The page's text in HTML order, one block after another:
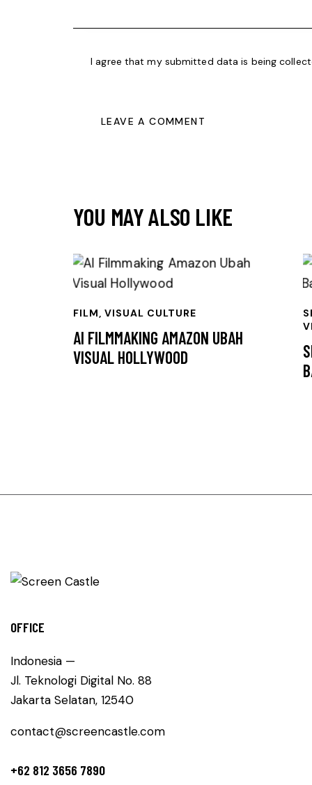
I agree that my submitted data is being
YOU MAY ALSO LIKE
FILM, VISUAL CULTURE
AI FILMMAKING AMAZON UBAH
VISUAL HOLLYWOOD
OFFICE
Indonesia —
Jl. Teknologi Digital No. 88
Jakarta Selatan, 12540
contact@screencastle.com
+62 812 3656 7890